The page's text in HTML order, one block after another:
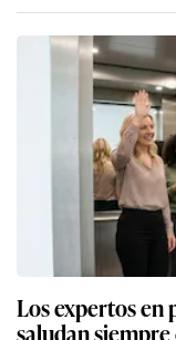
Los expertos en
saludan